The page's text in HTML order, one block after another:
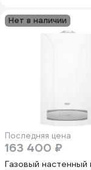
Нет в наличии
Последняя цена
163 400 ₽
Газовый настенный